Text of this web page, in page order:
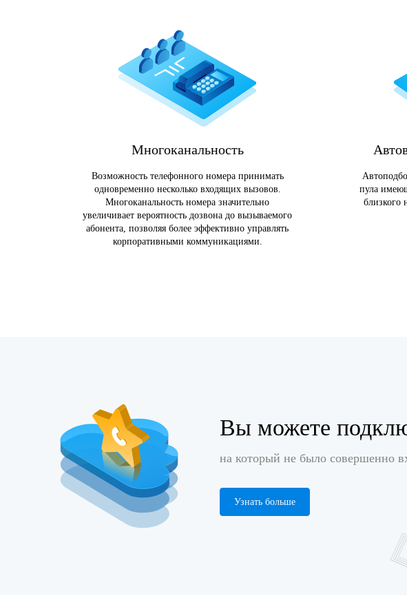
Многоканальность
Возможность телефонного номера принимать
одновременно несколько входящих вызовов.
Многоканальность номера значительно
увеличивает вероятность дозвона до вызываемого
абонента, позволяя более эффективно управлять
корпоративными коммуникациями.
пула
близкого
Вы можете
на который не было совершенно
Узнать больше